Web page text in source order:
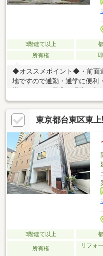
3階建て以上
所有権
◆オススメポイント◆・前面
地ですので通勤・通学に便利
見可能です！ご見学と併せて
ご希望の日時をお伝え下さい
東京都台東区東
3階建て以上
所有権
リフォ